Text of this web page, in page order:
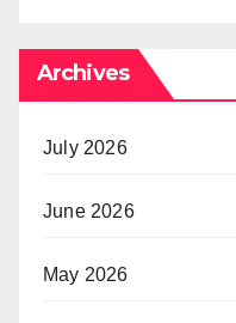
Archives
July 2026
June 2026
May 2026